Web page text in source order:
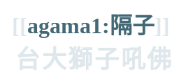
[[agama1:隔子]]
台大獅子吼佛